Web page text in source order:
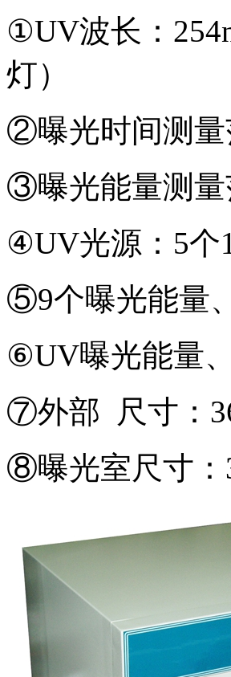
①UV波长：
灯）
②曝光时间测量
③曝光能量测量
④UV光源：5个
⑤9个曝光能量
⑥UV曝光能量
⑦外部 尺寸：
⑧曝光室尺寸：